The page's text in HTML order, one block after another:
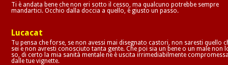
Ti è andata bene che non eri sotto il cesso, ma qualcuno potrebbe sempre
mandartici. Occhio dalla doccia a quello, è giusto un passo.
Lucacat
Tu pensa che forse, se non avessi mai disegnato castori, non saresti quello
sei e non avresti conosciuto tanta gente. Che poi sia un bene o un male non
so, di certo la mia sanità mentale ne è uscita irrimediabilmente
dalle tue vignette.